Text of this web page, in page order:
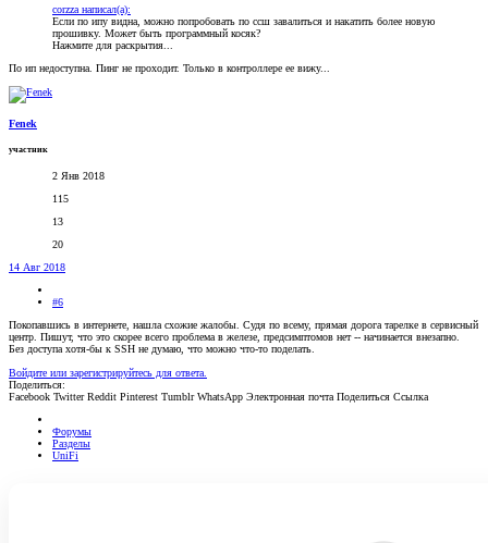
corzza написал(а):
Если по ипу видна, можно попробовать по ссш завалиться и накатить более новую
прошивку. Может быть программный косяк?
Нажмите для раскрытия...
По ип недоступна. Пинг не проходит. Только в контроллере ее вижу...
Fenek
участник
2 Янв 2018
115
13
20
14 Авг 2018
#6
Покопавшись в интернете, нашла схожие жалобы. Судя по всему, прямая дорога тарелке в сервисный
центр. Пишут, что это скорее всего проблема в железе, предсимптомов нет -- начинается внезапно.
Без доступа хотя-бы к SSH не думаю, что можно что-то поделать.
Войдите или зарегистрируйтесь для ответа.
Поделиться:
Facebook Twitter Reddit Pinterest Tumblr WhatsApp Электронная почта Поделиться Ссылка
Форумы
Разделы
UniFi